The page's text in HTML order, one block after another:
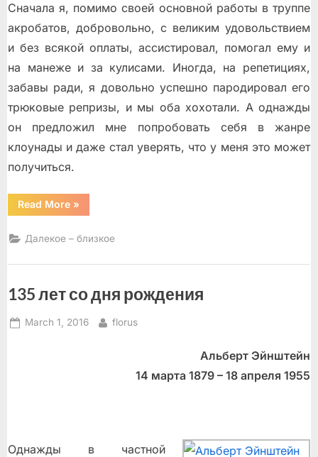
Сначала я, помимо своей основной работы в труппе
акробатов, добровольно, с великим удовольствием
и без всякой оплаты, ассистировал, помогал ему и
на манеже и за кулисами. Иногда, на репетициях,
забавы ради, я довольно успешно пародировал его
трюковые репризы, и мы оба хохотали. А однажды
он предложил мне попробовать себя в жанре
клоунады и даже стал уверять, что у меня это может
получиться.
Read More“Пожелтевший
приказ
56/
к”
»
Далекое – близкое
135 лет со дня рождения
Posted
March 1, 2016 By
florus
Альберт Эйнштейн
14 марта 1879 – 18 апреля 1955
Однажды в частной